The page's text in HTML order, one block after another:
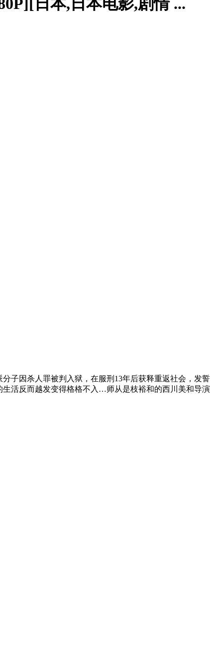
日本,日本电影,剧情 ...
子因杀人罪被判入狱，在服刑13年后获释重返社会，发誓
活反而越发变得格格不入…师从是枝裕和的西川美和导演